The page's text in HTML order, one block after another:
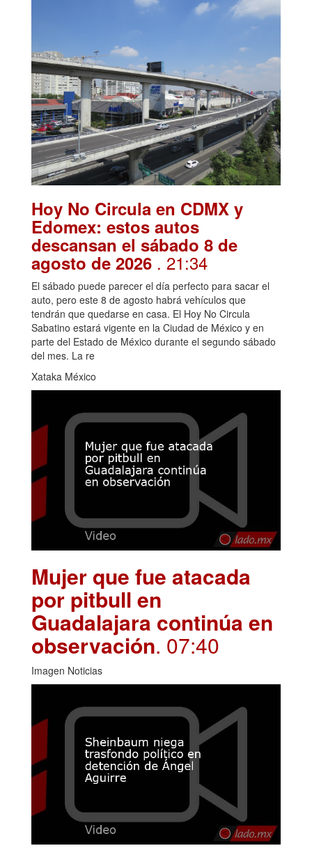
Hoy No Circula en CDMX y
Edomex: estos autos
descansan el sábado 8 de
agosto de 2026 . 21:34
El sábado puede parecer el día perfecto para sacar el
auto, pero este 8 de agosto habrá vehículos que
tendrán que quedarse en casa. El Hoy No Circula
Sabatino estará vigente en la Ciudad de México y en
parte del Estado de México durante el segundo sábado
del mes. La re
Xataka México
Mujer que fue atacada
por pitbull en
Guadalajara continúa en
observación. 07:40
Imagen Noticias